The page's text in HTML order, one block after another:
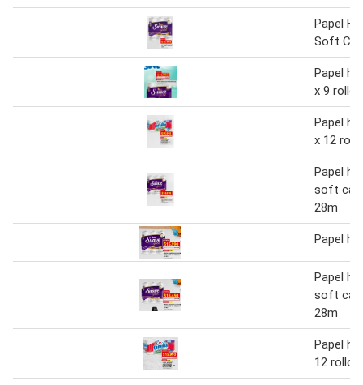
Papel
Soft
Papel
x 9 rollos
Papel
x 12
Papel
soft
28m
Papel
Papel
soft
28m
Papel
12 rollos